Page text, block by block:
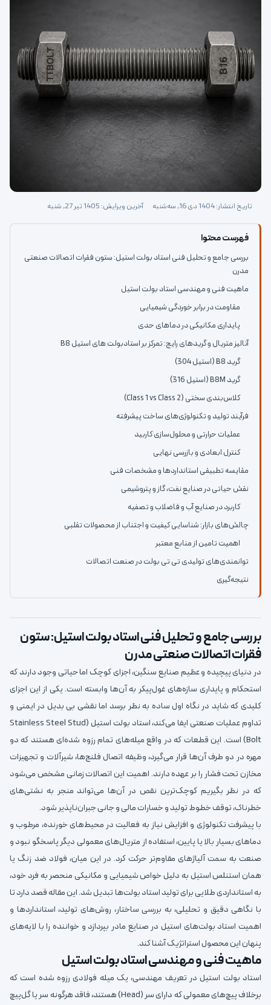
تاریخ انتشار: 1404 دی 16, سه‌شنبه آخرین ویرایش: 1405 تیر 27, شنبه
فهرست محتوا
بررسی جامع و تحلیل فنی استاد بولت استیل: ستون فقرات اتصالات صنعتی
مدرن
ماهیت فنی و مهندسی استاد بولت استیل
مقاومت در برابر خوردگی شیمیایی
پایداری مکانیکی در دماهای حدی
آنالیز متریال و گریدهای رایج: تمرکز بر استادبولت های استیل B8
گرید B8 (استیل 304)
گرید B8M (استیل 316)
کلاس‌بندی سختی (Class 1 vs Class 2)
فرآیند تولید و تکنولوژی‌های ساخت پیشرفته
عملیات حرارتی و محلول‌سازی کاربید
کنترل ابعادی و بازرسی نهایی
مقایسه تطبیقی استانداردها و مشخصات فنی
نقش حیاتی در صنایع نفت، گاز و پتروشیمی
کاربرد در صنایع آب و فاضلاب و تصفیه
چالش‌های بازار: شناسایی کیفیت و اجتناب از محصولات تقلبی
اهمیت تامین از منابع معتبر
توانمندی‌های تولیدی تی تی بولت در صنعت اتصالات
نتیجه‌گیری
بررسی جامع و تحلیل فنی استاد بولت استیل: ستون
فقرات اتصالات صنعتی مدرن
در دنیای پیچیده و عظیم صنایع سنگین، اجزای کوچک اما حیاتی وجود دارند که
استحکام و پایداری سازه‌های غول‌پیکر به آن‌ها وابسته است. یکی از این اجزای
کلیدی که شاید در نگاه اول ساده به نظر برسد اما نقشی بی بدیل در ایمنی و
تداوم عملیات صنعتی ایفا می‌کند، استاد بولت استیل (Stainless Steel Stud
Bolt) است. این قطعات که در واقع میله‌های تمام رزوه شده‌ای هستند که دو
مهره در دو طرف آن‌ها قرار می‌گیرد، وظیفه اتصال فلنج‌ها، شیرآلات و تجهیزات
مخازن تحت فشار را بر عهده دارند. اهمیت این اتصالات زمانی مشخص می‌شود
که در نظر بگیریم کوچک‌ترین نقص در آن‌ها می‌تواند منجر به نشتی‌های
خطرناک، توقف خطوط تولید و خسارات مالی و جانی جبران‌ناپذیر شود.
با پیشرفت تکنولوژی و افزایش نیاز به فعالیت در محیط‌های خورنده، مرطوب و
دماهای بسیار بالا یا پایین، استفاده از متریال‌های معمولی دیگر پاسخگو نبود و
صنعت به سمت آلیاژهای مقاوم‌تر حرکت کرد. در این میان، فولاد ضد زنگ یا
همان استنلس استیل به دلیل خواص شیمیایی و مکانیکی منحصر به فرد خود،
به استانداردی طلایی برای تولید استاد بولت‌ها تبدیل شد. این مقاله قصد دارد تا
با نگاهی دقیق و تحلیلی، به بررسی ساختار، روش‌های تولید، استانداردها و
اهمیت استاد بولت‌های استیل در صنایع مادر بپردازد و خواننده را با لایه‌های
پنهان این محصول استراتژیک آشنا کند.
ماهیت فنی و مهندسی استاد بولت استیل
استاد بولت استیل در تعریف مهندسی، یک میله فولادی رزوه شده است که
برخلاف پیچ‌های معمولی که دارای سر (Head) هستند، فاقد هرگونه سر یا گل‌پیچ